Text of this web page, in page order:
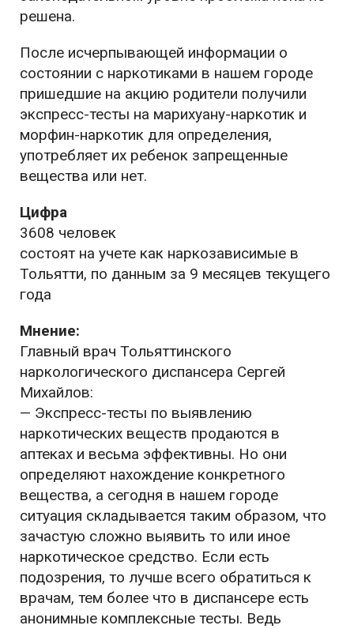
решена.
После исчерпывающей информации о
состоянии с наркотиками в нашем городе
пришедшие на акцию родители получили
экспресс-тесты на марихуану-наркотик и
морфин-наркотик для определения,
употребляет их ребенок запрещенные
вещества или нет.
Цифра
3608 человек
состоят на учете как наркозависимые в
Тольятти, по данным за 9 месяцев текущего
года
Мнение:
Главный врач Тольяттинского
наркологического диспансера Сергей
Михайлов:
— Экспресс-тесты по выявлению
наркотических веществ продаются в
аптеках и весьма эффективны. Но они
определяют нахождение конкретного
вещества, а сегодня в нашем городе
ситуация складывается таким образом, что
зачастую сложно выявить то или иное
наркотическое средство. Если есть
подозрения, то лучше всего обратиться к
врачам, тем более что в диспансере есть
анонимные комплексные тесты. Ведь